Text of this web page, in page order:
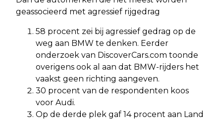
geassocieerd met agressief rijgedrag
58 procent zei bij agressief gedrag op de
weg aan BMW te denken. Eerder
onderzoek van DiscoverCars.com toonde
overigens ook al aan dat BMW-rijders het
vaakst geen richting aangeven.
30 procent van de respondenten koos
voor Audi.
Op de derde plek gaf 14 procent aan Land